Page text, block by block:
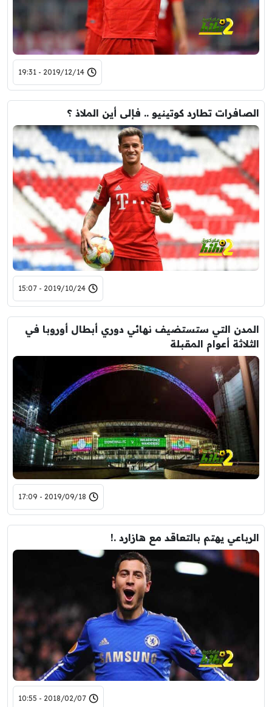
2019/12/14 - 19:31
الصافرات تطارد كوتينيو .. فإلى أين الملاذ ؟
2019/10/24 - 15:07
المدن التي ستستضيف نهائي دوري أبطال أوروبا في
الثلاثة أعوام المقبلة
2019/09/18 - 17:09
الرباعي يهتم بالتعاقد مع هازارد .!
2018/02/07 - 10:55